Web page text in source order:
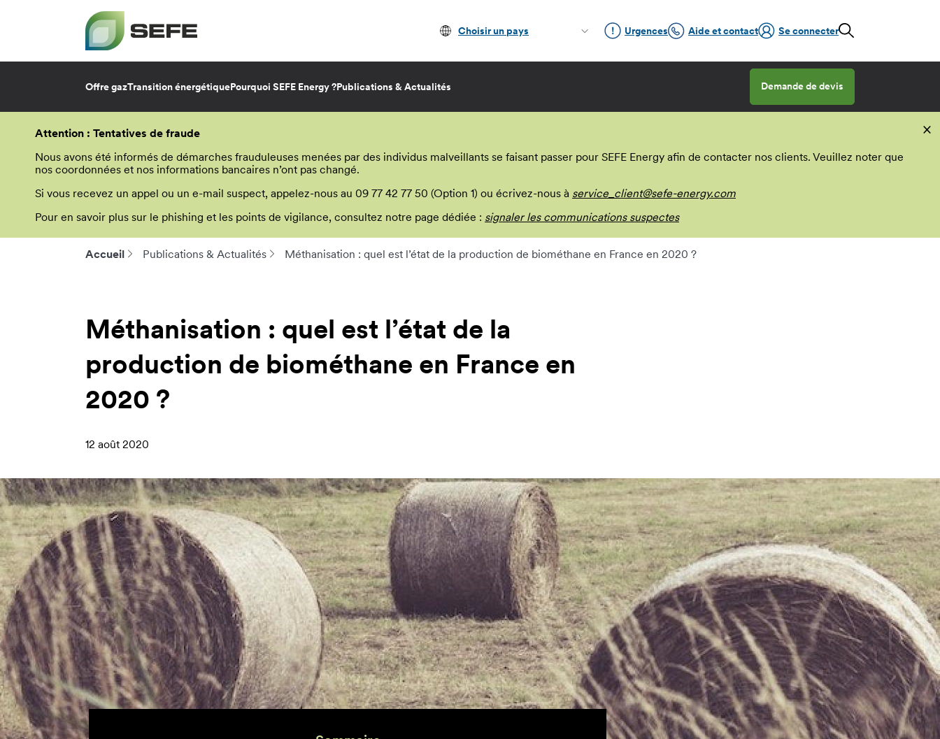
principal
Attention : Tentatives de fraude
Nous avons été informés de démarches frauduleuses menées par des individus malveillants se faisant passer pour SEFE Energy afin de contacter nos clients. Veuillez noter que
nos coordonnées et nos informations bancaires n’ont pas changé.
Si vous recevez un appel ou un e-mail suspect, appelez-nous au 09 77 42 77 50 (Option 1) ou écrivez-nous à service_client@sefe-energy.com
Pour en savoir plus sur le phishing et les points de vigilance, consultez notre page dédiée : signaler les communications suspectes
×
Choisir un pays Urgences Aide et contact Se connecter
Offre gazTransition énergétiquePourquoi SEFE Energy ?Publications & Actualités Demande de devis
Accueil Publications & Actualités Méthanisation : quel est l’état de la production de biométhane en France en 2020 ?
Méthanisation : quel est l’état de la
production de biométhane en France en
2020 ?
12 août 2020